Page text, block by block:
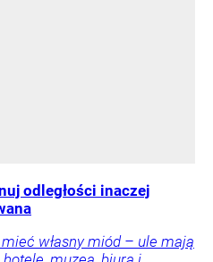
odległości inaczej
własny miód – ule mają